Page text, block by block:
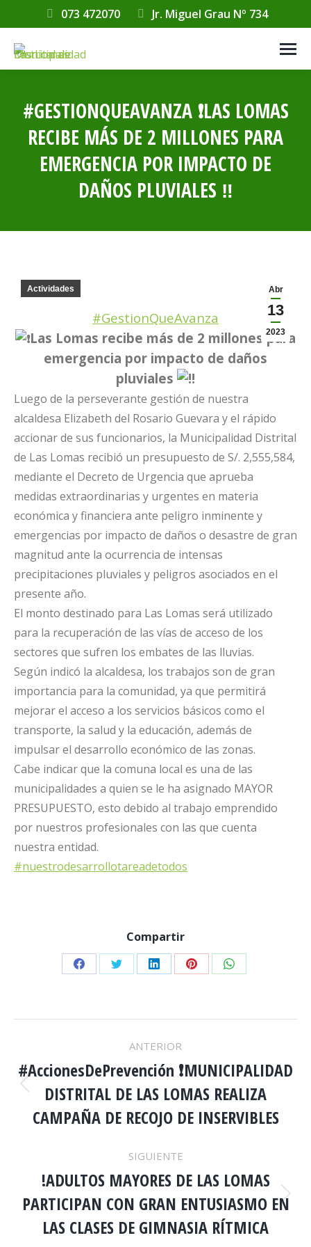
073 472070 Jr. Miguel Grau Nº 734
#GESTIONQUEAVANZA ❗️LAS LOMAS
RECIBE MÁS DE 2 MILLONES PARA
EMERGENCIA POR IMPACTO DE
DAÑOS PLUVIALES ‼️
Abr
13
2023
Actividades
#GestionQueAvanza
Las Lomas recibe más de 2 millones para
emergencia por impacto de daños
pluviales
Luego de la perseverante gestión de nuestra
alcaldesa Elizabeth del Rosario Guevara y el rápido
accionar de sus funcionarios, la Municipalidad Distrital
de Las Lomas recibió un presupuesto de S/. 2,555,584,
mediante el Decreto de Urgencia que aprueba
medidas extraordinarias y urgentes en materia
económica y financiera ante peligro inminente y
emergencias por impacto de daños o desastre de gran
magnitud ante la ocurrencia de intensas
precipitaciones pluviales y peligros asociados en el
presente año.
El monto destinado para Las Lomas será utilizado
para la recuperación de las vías de acceso de los
sectores que sufren los embates de las lluvias.
Según indicó la alcaldesa, los trabajos son de gran
importancia para la comunidad, ya que permitirá
mejorar el acceso a los servicios básicos como el
transporte, la salud y la educación, además de
impulsar el desarrollo económico de las zonas.
Cabe indicar que la comuna local es una de las
municipalidades a quien se le ha asignado MAYOR
PRESUPUESTO, esto debido al trabajo emprendido
por nuestros profesionales con las que cuenta
nuestra entidad.
#nuestrodesarrollotareadetodos
Compartir
Share
Facebook
Share
Twitter
Share
LinkedIn
Share
Pinterest
Share
WhatsApp
NAVEGACIÓN
ENTRE
PUBLICACIONES
ANTERIOR
Publicación
anterior:
#AccionesDePrevención ❗️MUNICIPALIDAD
DISTRITAL DE LAS LOMAS REALIZA
CAMPAÑA DE RECOJO DE INSERVIBLES
SIGUIENTE
Publicación
siguiente:
!ADULTOS MAYORES DE LAS LOMAS
PARTICIPAN CON GRAN ENTUSIASMO EN
LAS CLASES DE GIMNASIA RÍTMICA